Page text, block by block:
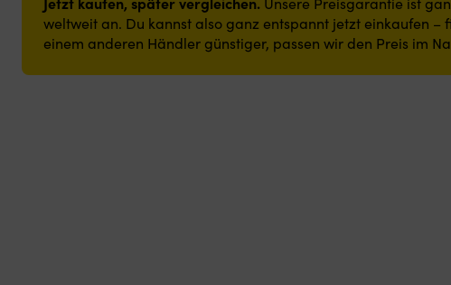
weltweit an. Du kannst also ganz entspannt jetzt einkaufen –
einem anderen Händler günstiger, passen wir den Preis im